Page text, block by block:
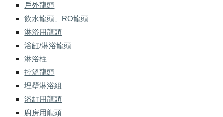
戶外龍頭
飲水龍頭、RO龍頭
淋浴用龍頭
浴缸/淋浴龍頭
淋浴柱
控溫龍頭
埋壁淋浴組
浴缸用龍頭
廚房用龍頭